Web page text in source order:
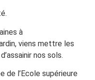
à
viens mettre les
nos sols.
de l’Ecole supérieure